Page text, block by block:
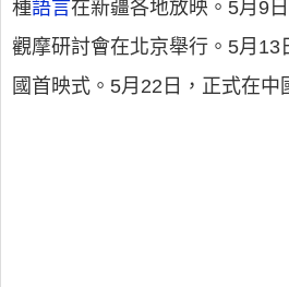
種語言在新疆各地放映。5月9
觀摩研討會在北京舉行。5月13
國首映式。5月22日，正式在中